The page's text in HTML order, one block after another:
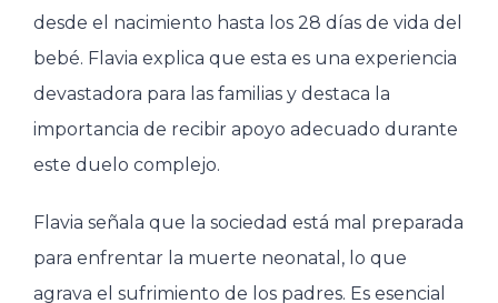
desde el nacimiento hasta los 28 días de vida del
bebé. Flavia explica que esta es una experiencia
devastadora para las familias y destaca la
importancia de recibir apoyo adecuado durante
este duelo complejo.
Flavia señala que la sociedad está mal preparada
para enfrentar la muerte neonatal, lo que
agrava el sufrimiento de los padres. Es esencial